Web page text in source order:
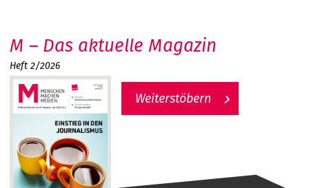
M – Das aktuelle Magazin
Heft 2/2026
Weiterstöbern